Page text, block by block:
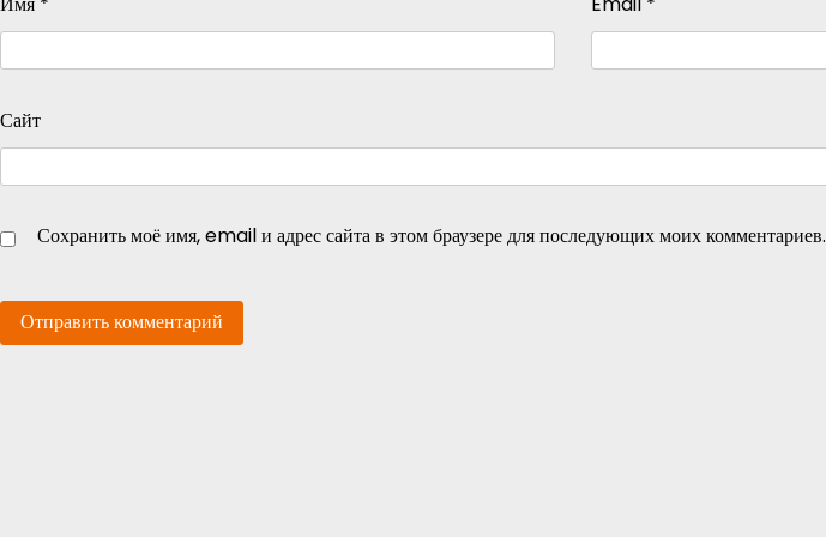
Сайт
Сохранить моё имя, email и адрес сайта в этом браузере для последующих моих комментариев.